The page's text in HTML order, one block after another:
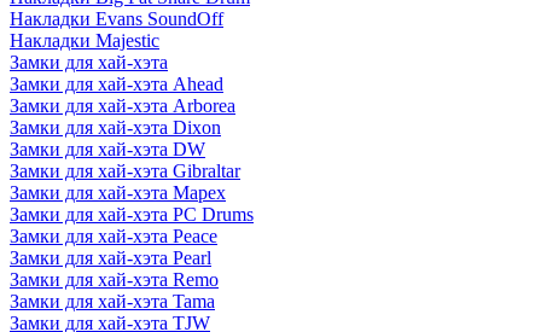
Накладки Evans SoundOff
Накладки Majestic
Замки для хай-хэта
Замки для хай-хэта Ahead
Замки для хай-хэта Arborea
Замки для хай-хэта Dixon
Замки для хай-хэта DW
Замки для хай-хэта Gibraltar
Замки для хай-хэта Mapex
Замки для хай-хэта PC Drums
Замки для хай-хэта Peace
Замки для хай-хэта Pearl
Замки для хай-хэта Remo
Замки для хай-хэта Tama
Замки для хай-хэта TJW